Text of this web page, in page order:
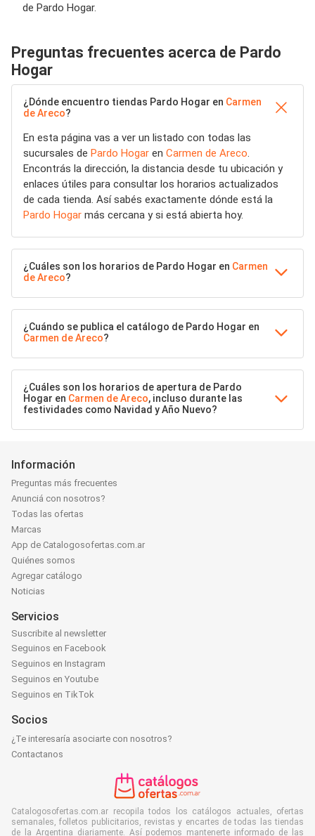
de Pardo Hogar.
Preguntas frecuentes acerca de Pardo
Hogar
¿Dónde encuentro tiendas Pardo Hogar en Carmen
de Areco?
En esta página vas a ver un listado con todas las
sucursales de Pardo Hogar en Carmen de Areco.
Encontrás la dirección, la distancia desde tu ubicación y
enlaces útiles para consultar los horarios actualizados
de cada tienda. Así sabés exactamente dónde está la
Pardo Hogar más cercana y si está abierta hoy.
¿Cuáles son los horarios de Pardo Hogar en Carmen
de Areco?
¿Cuándo se publica el catálogo de Pardo Hogar en
Carmen de Areco?
¿Cuáles son los horarios de apertura de Pardo
Hogar en Carmen de Areco, incluso durante las
festividades como Navidad y Año Nuevo?
Información
Preguntas más frecuentes
Anunciá con nosotros?
Todas las ofertas
Marcas
App de Catalogosofertas.com.ar
Quiénes somos
Agregar catálogo
Noticias
Servicios
Suscribite al newsletter
Seguinos en Facebook
Seguinos en Instagram
Seguinos en Youtube
Seguinos en TikTok
Socios
¿Te interesaría asociarte con nosotros?
Contactanos
Catalogosofertas.com.ar recopila todos los catálogos actuales, ofertas
semanales, folletos publicitarios, revistas y encartes de todas las tiendas
de la Argentina diariamente. Así podemos mantenerte informado de las